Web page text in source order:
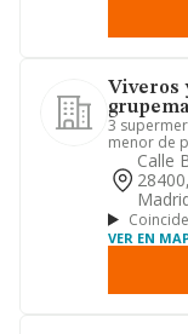
Viveros
3
menor de
bebidas.
Calle
VER EN